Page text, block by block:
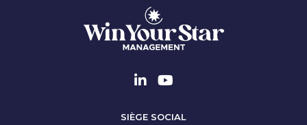
SIÈGE SOCIAL